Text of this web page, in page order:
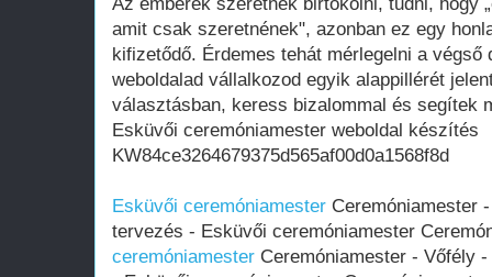
amit csak szeretnének", azonban ez egy
kifizetődő. Érdemes tehát mérlegelni a végső
weboldalad vállalkozod egyik alappillérét
választásban, keress bizalommal és segítek
Esküvői ceremóniamester weboldal készítés
KW84ce3264679375d565af00d0a1568f8d
Esküvői ceremóniamester Ceremóniamester
tervezés - Esküvői ceremóniamester
ceremóniamester Ceremóniamester - Vőfély